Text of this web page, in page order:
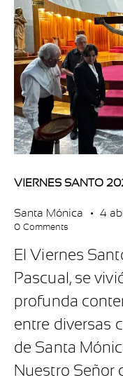
VIERNES SANTO
Santa Mónica 4
0 Comments
El Viernes
Pascual, se
profunda
entre diversas
de Santa
Nuestro Señor